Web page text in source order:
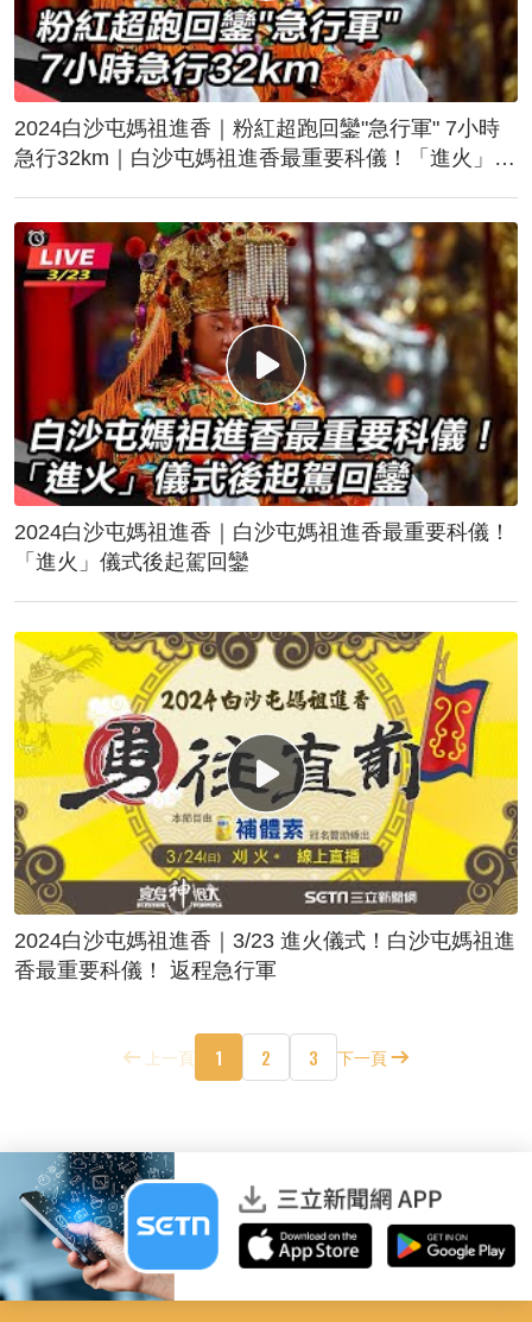
2024白沙屯媽祖進香｜粉紅超跑回鑾"急行軍" 7小時
急行32km｜白沙屯媽祖進香最重要科儀！「進火」儀
2024白沙屯媽祖進香｜白沙屯媽祖進香最重要科儀！
「進火」儀式後起駕回鑾
2024白沙屯媽祖進香｜3/23 進火儀式！白沙屯媽祖進
香最重要科儀！ 返程急行軍
上一頁 1 2 3 下一頁